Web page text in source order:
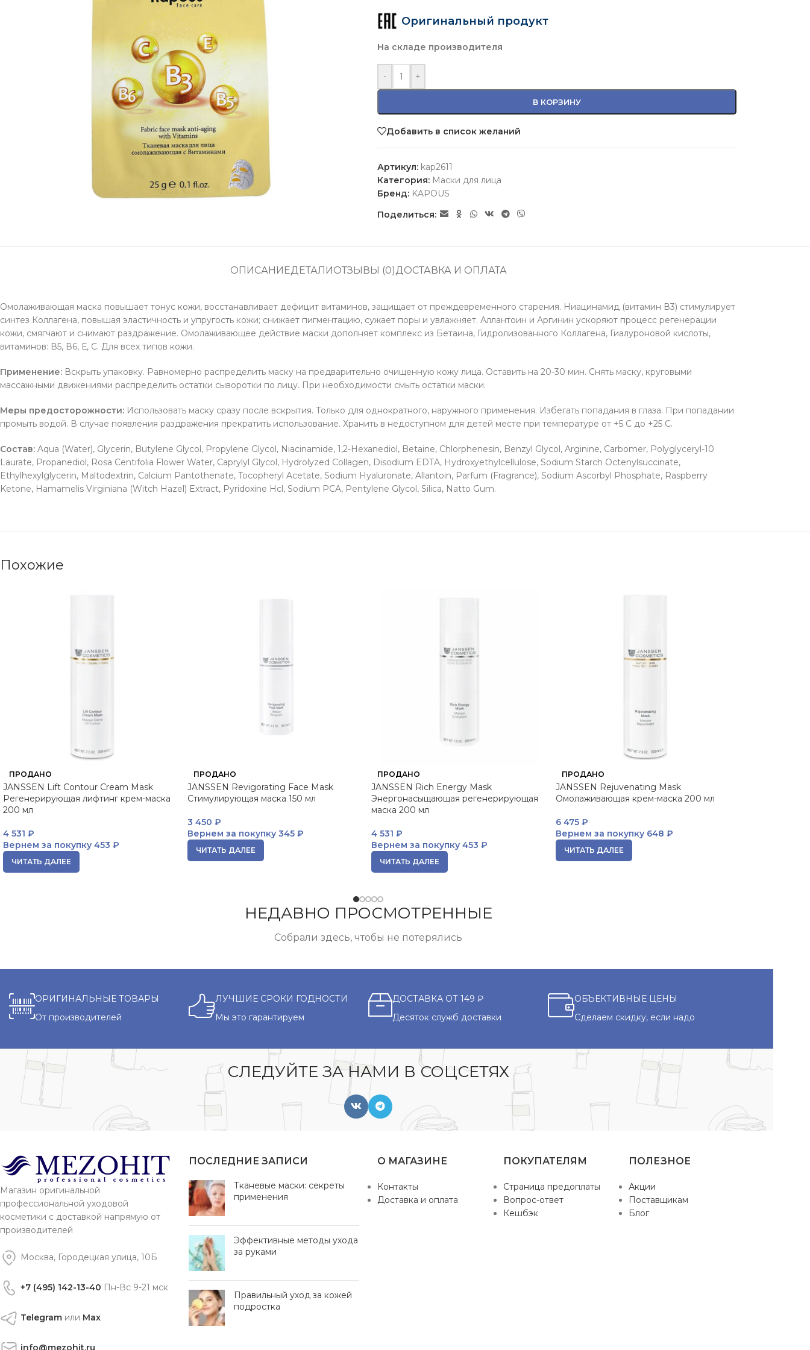
Оригинальный продукт
На складе производителя
- +
В КОРЗИНУ
Добавить в список желаний
Артикул: kap2611
Категория: Маски для лица
Бренд: KAPOUS
Поделиться:
ОПИСАНИЕДЕТАЛИОТЗЫВЫ (0)ДОСТАВКА И ОПЛАТА
Омолаживающая маска повышает тонус кожи, восстанавливает дефицит витаминов, защищает от преждевременного старения. Ниацинамид (витамин В3) стимулирует
синтез Коллагена, повышая эластичность и упругость кожи; снижает пигментацию, сужает поры и увлажняет. Аллантоин и Аргинин ускоряют процесс регенерации
кожи, смягчают и снимают раздражение. Омолаживающее действие маски дополняет комплекс из Бетаина, Гидролизованного Коллагена, Гиалуроновой кислоты,
витаминов: В5, В6, Е, С. Для всех типов кожи.
Применение: Вскрыть упаковку. Равномерно распределить маску на предварительно очищенную кожу лица. Оставить на 20-30 мин. Снять маску, круговыми
массажными движениями распределить остатки сыворотки по лицу. При необходимости смыть остатки маски.
Меры предосторожности: Использовать маску сразу после вскрытия. Только для однократного, наружного применения. Избегать попадания в глаза. При попадании
промыть водой. В случае появления раздражения прекратить использование. Хранить в недоступном для детей месте при температуре от +5 С до +25 С.
Состав: Aqua (Water), Glycerin, Butylene Glycol, Propylene Glycol, Niacinamide, 1,2-Hexanediol, Betaine, Chlorphenesin, Benzyl Glycol, Arginine, Carbomer, Polyglyceryl-10
Laurate, Propanediol, Rosa Centifolia Flower Water, Caprylyl Glycol, Hydrolyzed Collagen, Disodium EDTA, Hydroxyethylcellulose, Sodium Starch Octenylsuccinate,
Ethylhexylglycerin, Maltodextrin, Calcium Pantothenate, Tocopheryl Acetate, Sodium Hyaluronate, Allantoin, Parfum (Fragrance), Sodium Ascorbyl Phosphate, Raspberry
Ketone, Hamamelis Virginiana (Witch Hazel) Extract, Pyridoxine Hcl, Sodium PCA, Pentylene Glycol, Silica, Natto Gum.
Похожие
ПРОДАНО
JANSSEN Lift Contour Cream Mask
Регенерирующая лифтинг крем-маска
200 мл
4 531 ₽
Вернем за покупку 453 ₽
ЧИТАТЬ ДАЛЕЕ
ПРОДАНО
JANSSEN Revigorating Face Mask
Стимулирующая маска 150 мл
3 450 ₽
Вернем за покупку345 ₽
ЧИТАТЬ ДАЛЕЕ
ПРОДАНО
JANSSEN Rich Energy Mask
Энергонасыщающая регенерирующая
маска 200 мл
4 531 ₽
Вернем за покупку 453 ₽
ЧИТАТЬ ДАЛЕЕ
ПРОДАНО
JANSSEN Rejuvenating Mask
Омолаживающая крем-маска 200 мл
6 475 ₽
Вернем за покупку648 ₽
ЧИТАТЬ ДАЛЕЕ
НЕДАВНО ПРОСМОТРЕННЫЕ
Собрали здесь, чтобы не потерялись
ОРИГИНАЛЬНЫЕ ТОВАРЫ
От производителей
ЛУЧШИЕ СРОКИ ГОДНОСТИ
Мы это гарантируем
ДОСТАВКА ОТ 149 ₽
Десяток служб доставки
ОБЪЕКТИВНЫЕ ЦЕНЫ
Сделаем скидку, если надо
СЛЕДУЙТЕ ЗА НАМИ В СОЦСЕТЯХ
Магазин оригинальной
профессиональной уходовой
косметики с доставкой напрямую от
производителей
Москва, Городецкая улица, 10Б
+7 (495) 142-13-40 Пн-Вс 9-21 мск
Telegram или Max
info@mezohit.ru
ПОСЛЕДНИЕ ЗАПИСИ
Тканевые маски: секреты
применения
Эффективные методы ухода
за руками
Правильный уход за кожей
подростка
О МАГАЗИНЕ
Контакты
Доставка и оплата
ПОКУПАТЕЛЯМ
Страница предоплаты
Вопрос-ответ
Кешбэк
ПОЛЕЗНОЕ
Акции
Поставщикам
Блог